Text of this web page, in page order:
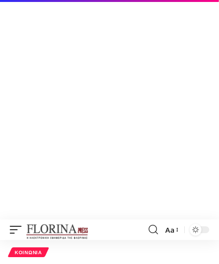
Font
Aa
ΚΟΙΝΩΝΊΑ